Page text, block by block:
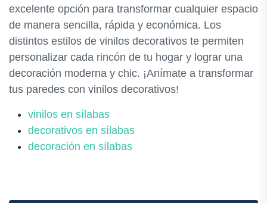
excelente opción para transformar cualquier espacio
de manera sencilla, rápida y económica. Los
distintos estilos de vinilos decorativos te permiten
personalizar cada rincón de tu hogar y lograr una
decoración moderna y chic. ¡Anímate a transformar
tus paredes con vinilos decorativos!
vinilos en sílabas
decorativos en sílabas
decoración en sílabas